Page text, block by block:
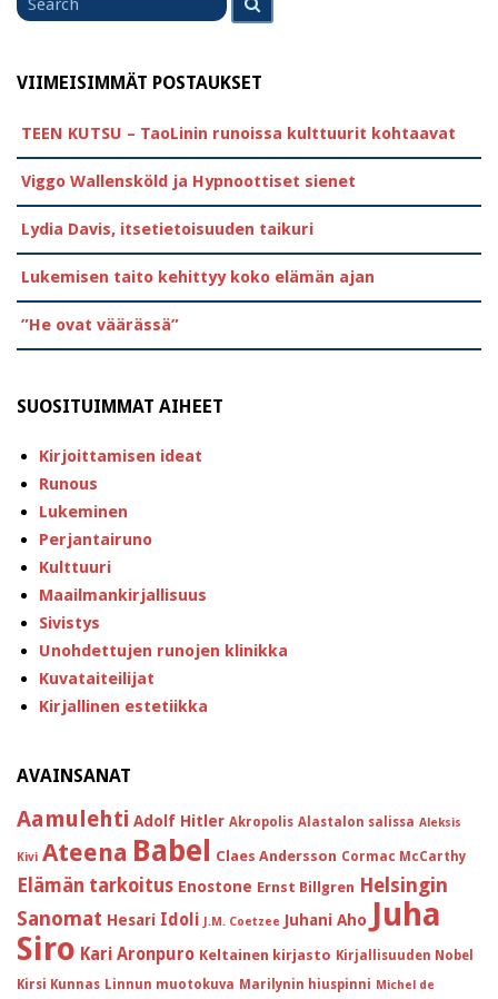
for
VIIMEISIMMÄT POSTAUKSET
TEEN KUTSU – TaoLinin runoissa kulttuurit kohtaavat
Viggo Wallensköld ja Hypnoottiset sienet
Lydia Davis, itsetietoisuuden taikuri
Lukemisen taito kehittyy koko elämän ajan
”He ovat väärässä”
SUOSITUIMMAT AIHEET
Kirjoittamisen ideat
Runous
Lukeminen
Perjantairuno
Kulttuuri
Maailmankirjallisuus
Sivistys
Unohdettujen runojen klinikka
Kuvataiteilijat
Kirjallinen estetiikka
AVAINSANAT
Aamulehti Adolf Hitler Akropolis Alastalon salissa Aleksis
Kivi Ateena Babel Claes Andersson Cormac McCarthy
Elämän tarkoitus Enostone Ernst Billgren Helsingin
Sanomat Hesari Idoli J.M. Coetzee Juhani Aho Juha
Siro Kari Aronpuro Keltainen kirjasto Kirjallisuuden Nobel
Kirsi Kunnas Linnun muotokuva Marilynin hiuspinni Michel de